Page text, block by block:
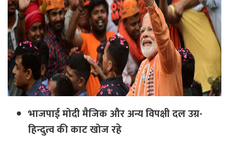
भाजपाई मोदी मैजिक और अन्य विपक्षी दल उग्र-
हिन्दुत्व की काट खोज रहे